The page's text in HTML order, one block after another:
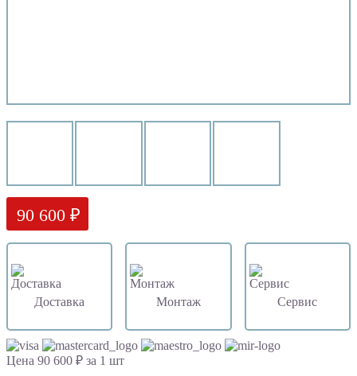
90 600 ₽
Доставка Монтаж Сервис
Цена 90 600 ₽ за 1 шт